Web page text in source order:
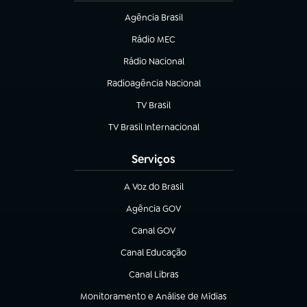
Agência Brasil
(abre em nova aba)
Rádio MEC
Rádio Nacional
(abre em nova aba)
Radioagência Nacional
(abre em nova aba)
TV Brasil
(abre em nova aba)
TV Brasil Internacional
(abre em nova aba)
Serviços
A Voz do Brasil
(abre em nova aba)
Agência GOV
(abre em nova aba)
Canal GOV
(abre em nova aba)
Canal Educação
(abre em nova aba)
Canal Libras
(abre em nova aba)
Monitoramento e Análise de Mídias
(abre em nova aba)